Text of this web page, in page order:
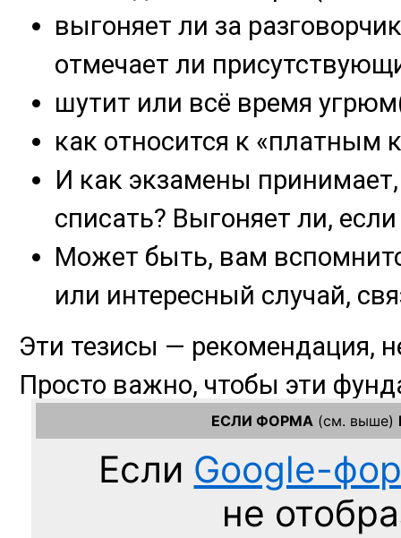
ЕСЛИ ФОРМА (см. выше)
Если Google-
не